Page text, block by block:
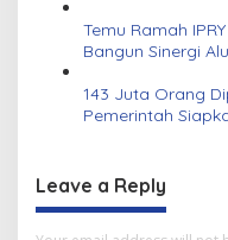
Temu Ramah
Bangun Sinergi
143 Juta Orang
Pemerintah
Leave a Reply